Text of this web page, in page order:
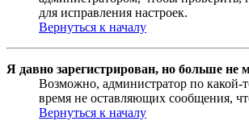
для исправления настроек.
Вернуться к началу
Я давно зарегистрирован, но больше не
Возможно, администратор по какой-
время не оставляющих сообщения,
Вернуться к началу